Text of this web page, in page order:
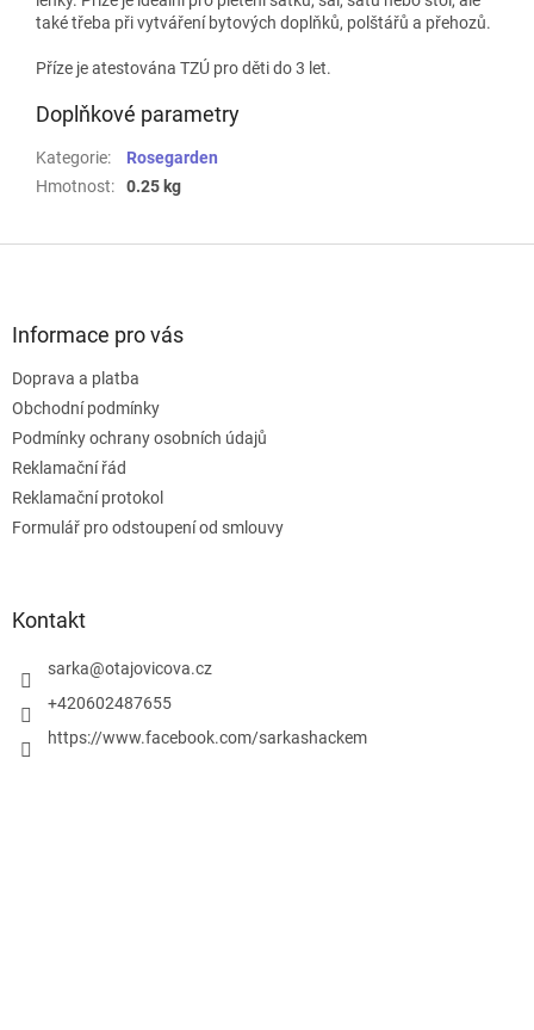
také třeba při vytváření bytových doplňků, polštářů a přehozů.
Příze je atestována TZÚ pro děti do 3 let.
Doplňkové parametry
Kategorie:
Rosegarden
Hmotnost: 0.25 kg
Informace pro vás
Doprava a platba
Obchodní podmínky
Podmínky ochrany osobních údajů
Reklamační řád
Reklamační protokol
Formulář pro odstoupení od smlouvy
Kontakt
sarka@otajovicova.cz
+420602487655
https://www.facebook.com/sarkashackem